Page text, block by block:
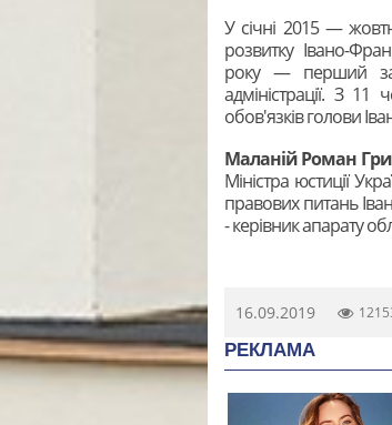
У січні 2015 —
розвитку Івано-
року — перший
адміністрації. З
обов'язків голови
Маланій Роман
Міністра юстиції
правових питань
- керівник апарату
16.09.2019
РЕКЛАМА